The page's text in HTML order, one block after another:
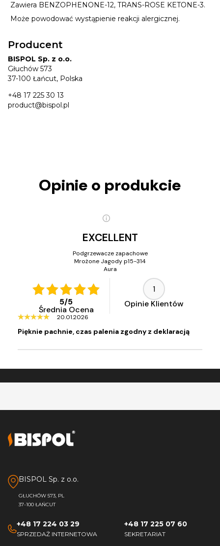
Zawiera BENZOPHENONE-12, TRANS-ROSE KETONE-3.
Może powodować wystąpienie reakcji alergicznej.
Producent
BISPOL Sp. z o.o.
Głuchów 573
37-100 Łańcut, Polska
+48 17 225 30 13
product@bispol.pl
Opinie o produkcie
EXCELLENT
Podgrzewacze zapachowe
Mrożone Jagody p15-314
Aura
5/5
Średnia Ocena
1
Opinie Klientów
20.01.2026
Pięknie pachnie, czas palenia zgodny z deklaracją
BISPOL Sp. z o.o.
GŁUCHÓW 573, PL
37-100 ŁAŃCUT
+48 17 224 03 29
SPRZEDAŻ INTERNETOWA
+48 17 225 07 60
SEKRETARIAT